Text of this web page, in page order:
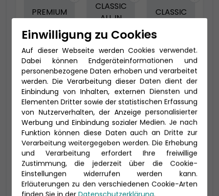
PREMIUM
CLASSIC
ALL IN
CLASSIC
-150 € - Frühbucher Plus
2-Bett Juniorsuite (JA)
44-53 qm (bis zu 4 Personen)
Einwilligung zu Cookies
Auf dieser Webseite werden Cookies verwendet.
Dabei können Endgeräteinformationen und
personenbezogene Daten erhoben und verarbeitet
werden. Die Verarbeitung dieser Daten dient der
Einbindung von Inhalten, externen Diensten und
Elementen Dritter sowie der statistischen Erfassung
von Nutzerverhalten, der Anzeige personalisierter
Werbung und Einbindung sozialer Medien. Je nach
Funktion können diese Daten auch an Dritte zur
Verarbeitung weitergegeben werden. Die Erhebung
und Verarbeitung erfordert Ihre freiwillige
Zustimmung, die jederzeit über die Cookie-
Einstellungen widerrufen werden kann.
Erläuterungen zu den verschiedenen Cookie-Arten
finden Sie in der Datenschutzerklärung.